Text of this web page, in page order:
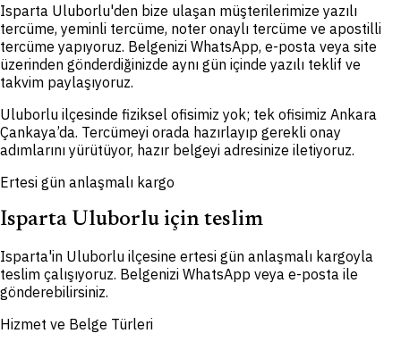
Isparta Uluborlu'den bize ulaşan müşterilerimize yazılı
tercüme, yeminli tercüme, noter onaylı tercüme ve apostilli
tercüme yapıyoruz. Belgenizi WhatsApp, e-posta veya site
üzerinden gönderdiğinizde aynı gün içinde yazılı teklif ve
takvim paylaşıyoruz.
Uluborlu ilçesinde fiziksel ofisimiz yok; tek ofisimiz Ankara
Çankaya’da. Tercümeyi orada hazırlayıp gerekli onay
adımlarını yürütüyor, hazır belgeyi adresinize iletiyoruz.
Ertesi gün anlaşmalı kargo
Isparta Uluborlu için teslim
Isparta'in Uluborlu ilçesine ertesi gün anlaşmalı kargoyla
teslim çalışıyoruz. Belgenizi WhatsApp veya e-posta ile
gönderebilirsiniz.
Hizmet ve Belge Türleri